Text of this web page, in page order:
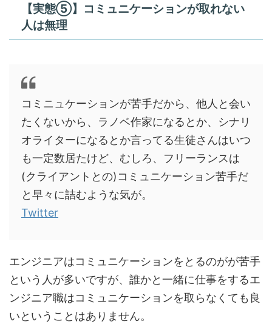
【実態⑤】コミュニケーションが取れない
人は無理
コミニュケーションが苦手だから、他人と会い
たくないから、ラノベ作家になるとか、シナリ
オライターになるとか言ってる生徒さんはいつ
も一定数居たけど、むしろ、フリーランスは
(クライアントとの)コミュニケーション苦手だ
と早々に詰むような気が。
Twitter
エンジニアはコミュニケーションをとるのがが苦手
という人が多いですが、誰かと一緒に仕事をするエ
ンジニア職はコミュニケーションを取らなくても良
いということはありません。